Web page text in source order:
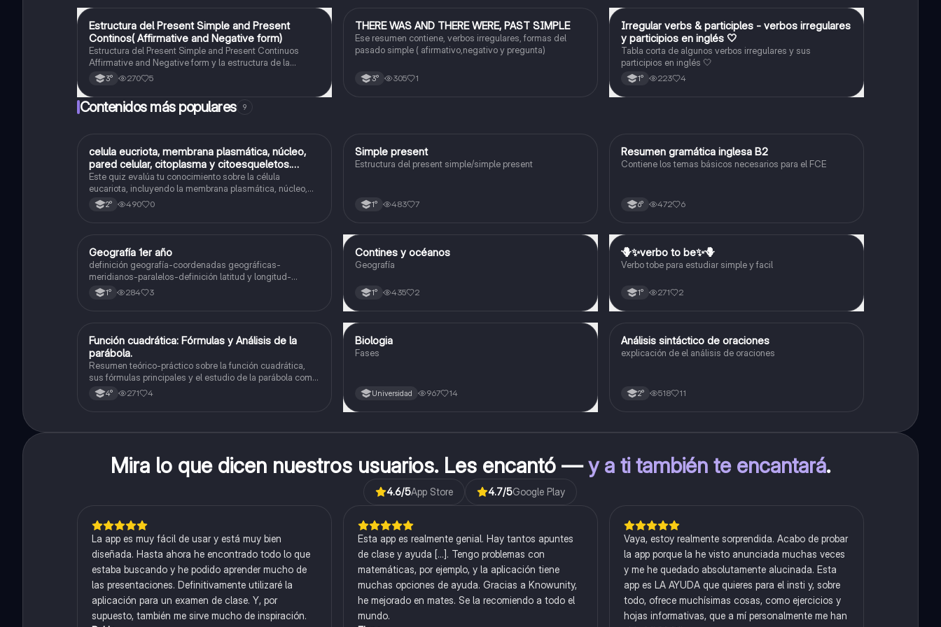
Inglés
Estructura del Present Simple and Present
Continos( Affirmative and Negative form)
Estructura del Present Simple and Present Continuos
Affirmative and Negative form y la estructura de la
pregunta con todas las personas.
3° 270 5
Inglés THERE WAS AND THERE WERE, PAST SIMPLE
Ese resumen contiene, verbos irregulares, formas del
pasado simple ( afirmativo,negativo y pregunta)
3° 305 1
Inglés
Irregular verbs & participles - verbos irregulares
y participios en inglés 🤍
Tabla corta de algunos verbos irregulares y sus
participios en inglés 🤍
1° 223 4
Contenidos más populares 9
CBiología
celula eucriota, membrana plasmática, núcleo,
pared celular, citoplasma y citoesqueletos.
nombre se las partes de la celula eucariota
Este quiz evalúa tu conocimiento sobre la célula
eucariota, incluyendo la membrana plasmática, núcleo,
pared celular, citoplasma y citoesqueleto.
2° 490 0
Inglés
Simple present
Estructura del present simple/simple present
1° 483 7
Inglés
Resumen gramática inglesa B2
Contiene los temas básicos necesarios para el FCE
6° 472 6
Geografía
Geografía 1er año
definición geografía-coordenadas geográficas-
meridianos-paralelos-definición latitud y longitud-
elementos del mapa-definición mapa-localización
relativa y absoluta
1° 284 3
Geografía
Contines y océanos
Geografía
1° 435 2
Inglés
🪻✨️verbo to be✨️🪻
Verbo tobe para estudiar simple y facil
1° 271 2
Matemáticas
Función cuadrática: Fórmulas y Análisis de la
parábola.
Resumen teórico-práctico sobre la función cuadrática,
sus fórmulas principales y el estudio de la parábola como
representación gráfica.Incluye desarrollo de la forma
general, cálculo de raíces, vértice y elementos
4° 271 4
Biología
Biologia
Fases
Universidad 967 14
ALengua
Análisis sintáctico de oraciones
explicación de el análisis de oraciones
2° 518 11
Mira lo que dicen nuestros usuarios. Les encantó —y a ti también te encantará.
4.6/5App Store 4.7/5Google Play
La app es muy fácil de usar y está muy bien
diseñada. Hasta ahora he encontrado todo lo que
estaba buscando y he podido aprender mucho de
las presentaciones. Definitivamente utilizaré la
aplicación para un examen de clase. Y, por
supuesto, también me sirve mucho de inspiración.
Esta app es realmente genial. Hay tantos apuntes
de clase y ayuda [...]. Tengo problemas con
matemáticas, por ejemplo, y la aplicación tiene
muchas opciones de ayuda. Gracias a Knowunity,
he mejorado en mates. Se la recomiendo a todo el
mundo.
Vaya, estoy realmente sorprendida. Acabo de probar
la app porque la he visto anunciada muchas veces
y me he quedado absolutamente alucinada. Esta
app es LA AYUDA que quieres para el insti y, sobre
todo, ofrece muchísimas cosas, como ejercicios y
hojas informativas, que a mí personalmente me han